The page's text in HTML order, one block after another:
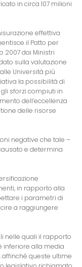
in circa 107 milioni
effettiva
il Patto per
2007 dai Ministri
sulla valutazione
Università più
la possibilità di
sforzi compiuti in
dell’eccellenza
delle risorse
negative che tale –
e determina
in rapporto alla
i parametri di
a raggiungere
nelle quali il rapporto
inferiore alla media
queste ultime